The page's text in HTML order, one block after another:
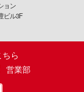
ョン
ビル3F
ら
営業部